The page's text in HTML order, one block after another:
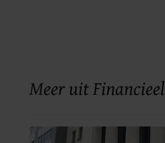
Meer uit Financieel